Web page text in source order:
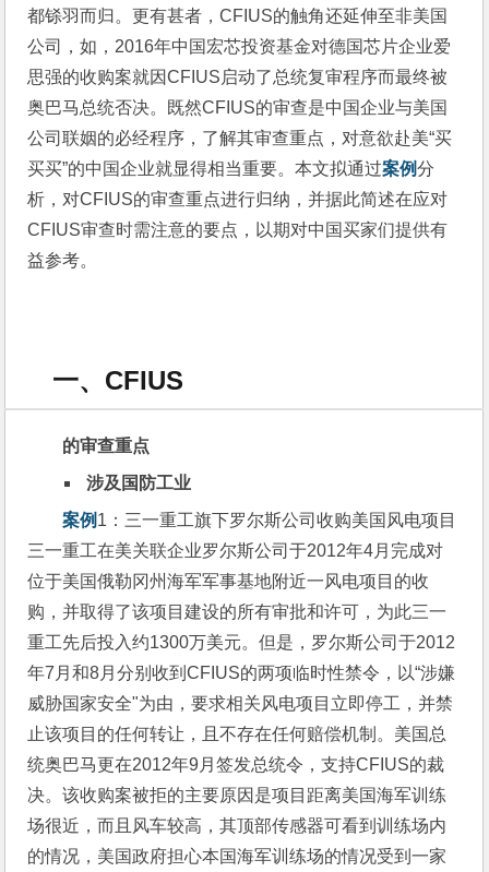
都铩羽而归。更有甚者，CFIUS的触角还延伸至非美国
公司，如，2016年中国宏芯投资基金对德国芯片企业爱
思强的收购案就因CFIUS启动了总统复审程序而最终被
奥巴马总统否决。既然CFIUS的审查是中国企业与美国
公司联姻的必经程序，了解其审查重点，对意欲赴美“买
买买”的中国企业就显得相当重要。本文拟通过案例分
析，对CFIUS的审查重点进行归纳，并据此简述在应对
CFIUS审查时需注意的要点，以期对中国买家们提供有
益参考。
一、CFIUS
的审查重点
涉及国防工业
案例 1：三一重工旗下罗尔斯公司收购美国风电项目
三一重工在美关联企业罗尔斯公司于2012年4月完成对
位于美国俄勒冈州海军军事基地附近一风电项目的收
购，并取得了该项目建设的所有审批和许可，为此三一
重工先后投入约1300万美元。但是，罗尔斯公司于2012
年7月和8月分别收到CFIUS的两项临时性禁令，以“涉嫌
威胁国家安全"为由，要求相关风电项目立即停工，并禁
止该项目的任何转让，且不存在任何赔偿机制。美国总
统奥巴马更在2012年9月签发总统令，支持CFIUS的裁
决。该收购案被拒的主要原因是项目距离美国海军训练
场很近，而且风车较高，其顶部传感器可看到训练场内
的情况，美国政府担心本国海军训练场的情况受到一家